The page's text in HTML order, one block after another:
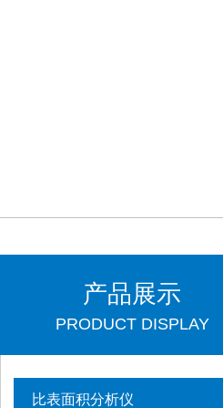
产品展示
PRODUCT DISPLAY
比表面积分析仪